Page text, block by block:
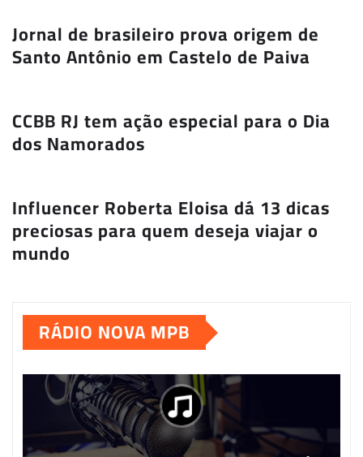
Jornal de brasileiro prova origem de
Santo Antônio em Castelo de Paiva
CCBB RJ tem ação especial para o Dia
dos Namorados
Influencer Roberta Eloisa dá 13 dicas
preciosas para quem deseja viajar o
mundo
RÁDIO NOVA MPB